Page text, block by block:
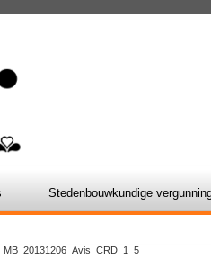
Stedenbouwkundige